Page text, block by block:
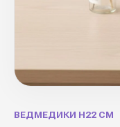
ВЕДМЕДИКИ H22 СМ